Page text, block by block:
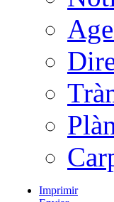
Imprimir